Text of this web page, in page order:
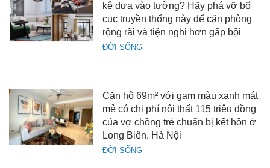
ĐỜI SỐNG
kê dựa vào tường? Hãy phá vỡ bố
cục truyền thống này để căn phòng
rộng rãi và tiện nghi hơn gấp bội
ĐỜI SỐNG
Căn hộ 69m² với gam màu xanh mát
mẻ có chi phí nội thất 115 triệu đồng
của vợ chồng trẻ chuẩn bị kết hôn ở
Long Biên, Hà Nội